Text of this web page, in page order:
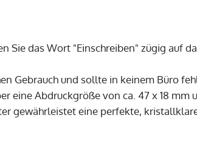
Sie das Wort "Einschreiben" zügig auf
Gebrauch und sollte in keinem Büro
eine Abdruckgröße von ca. 47 x 18 mm
gewährleistet eine perfekte,